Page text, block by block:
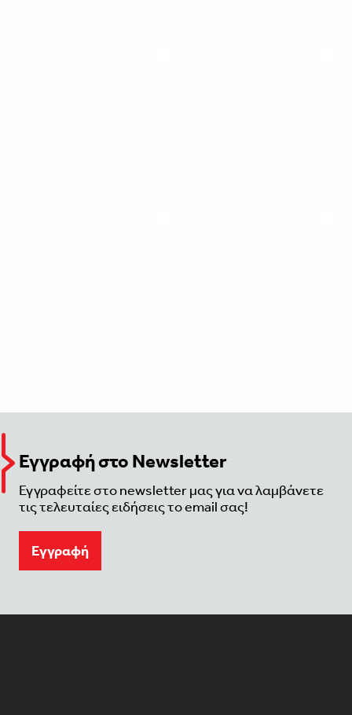
Εγγραφή στο Newsletter
Εγγραφείτε στο newsletter μας για να λαμβάνετε
τις τελευταίες ειδήσεις το email σας!
Eγγραφή